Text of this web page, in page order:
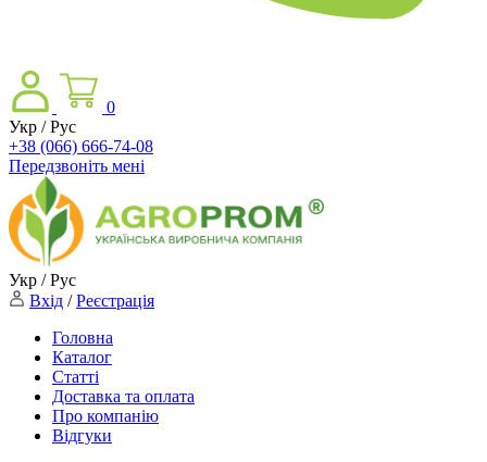
0
Укр / Рус
+38 (066) 666-74-08
Передзвоніть мені
Укр / Рус
Вхід / Реєстрація
Головна
Каталог
Статті
Доставка та оплата
Про компанію
Відгуки